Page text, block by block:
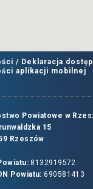
/ Deklaracja
aplikacji mobilnej
Powiatowe w
15
Rzeszów
8132919572
Powiatu: 690581413